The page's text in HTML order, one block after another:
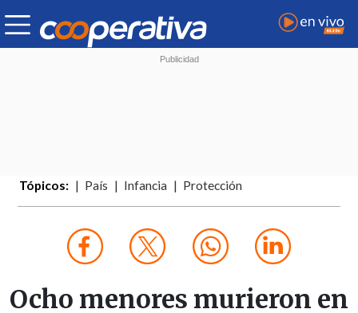
Tópicos: País Infancia Protección
Ocho menores murieron en